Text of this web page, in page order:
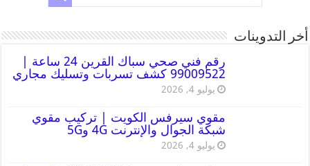
أخر التدوينات
رقم فني صحي سباك القرين 24 ساعة |
99009522 كشف تسربات وتسليك مجاري
يوليو 4, 2026
مقوي سيرفس الكويت | تركيب مقوي
شبكة الجوال والإنترنت 4G و5G
يوليو 4, 2026